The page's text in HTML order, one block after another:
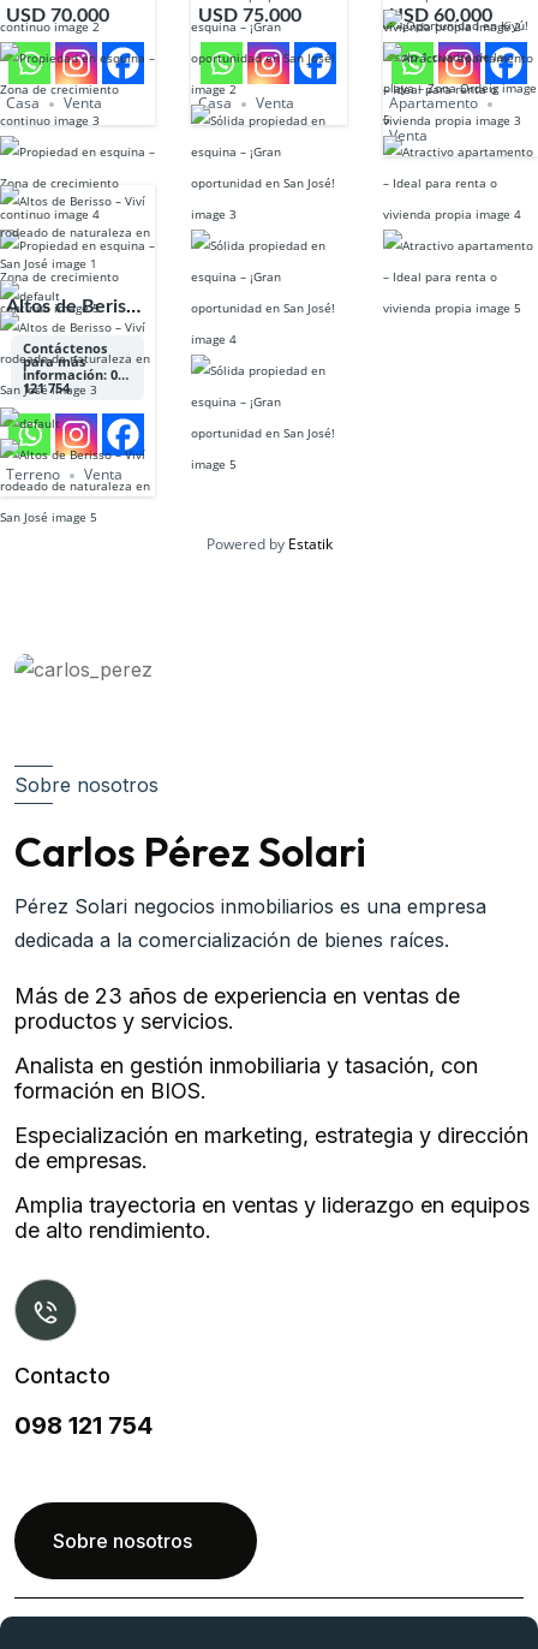
esquina – Zona
de crecimiento
continuo
USD 70.000
Casa Venta
en esquina –
¡Gran
oportunidad en
San José!
USD 75.000
Casa Venta
apartamento –
Ideal para renta
o vivienda
propia
USD 60.000
Apartamento
Venta
Altos de Berisso
– Viví rodeado
de naturaleza en
San José
Contáctenos
para más
información: 098
121 754
Terreno Venta
Powered by Estatik
Sobre nosotros
Carlos Pérez Solari
Pérez Solari negocios inmobiliarios es una empresa
dedicada a la comercialización de bienes raíces.
Más de 23 años de experiencia en ventas de
productos y servicios.
Analista en gestión inmobiliaria y tasación, con
formación en BIOS.
Especialización en marketing, estrategia y dirección
de empresas.
Amplia trayectoria en ventas y liderazgo en equipos
de alto rendimiento.
Contacto
098 121 754
Sobre nosotros